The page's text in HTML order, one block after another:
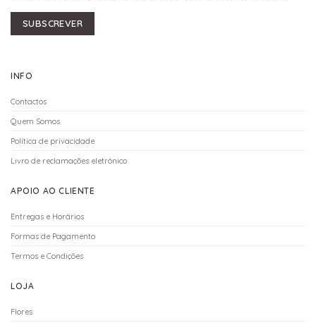
SUBSCREVER
INFO
Contactos
Quem Somos
Política de privacidade
Livro de reclamações eletrónico
APOIO AO CLIENTE
Entregas e Horários
Formas de Pagamento
Termos e Condições
LOJA
Flores